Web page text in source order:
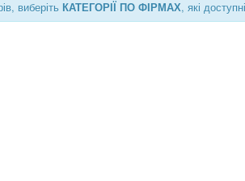
виберіть КАТЕГОРІЇ ПО ФІРМАХ, які